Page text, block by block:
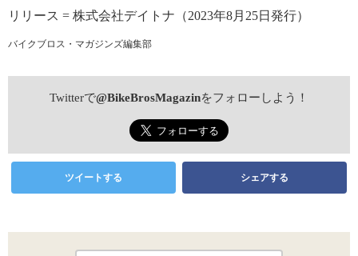
リリース = 株式会社デイトナ（2023年8月25日発行）
バイクブロス・マガジンズ編集部
Twitterで@BikeBrosMagazinをフォローしよう！
ツイートする シェアする